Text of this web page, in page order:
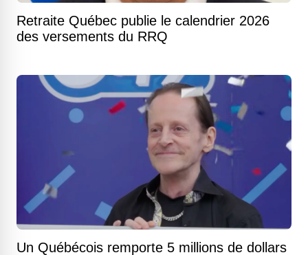
Retraite Québec publie le calendrier 2026
des versements du RRQ
Un Québécois remporte 5 millions de dollars